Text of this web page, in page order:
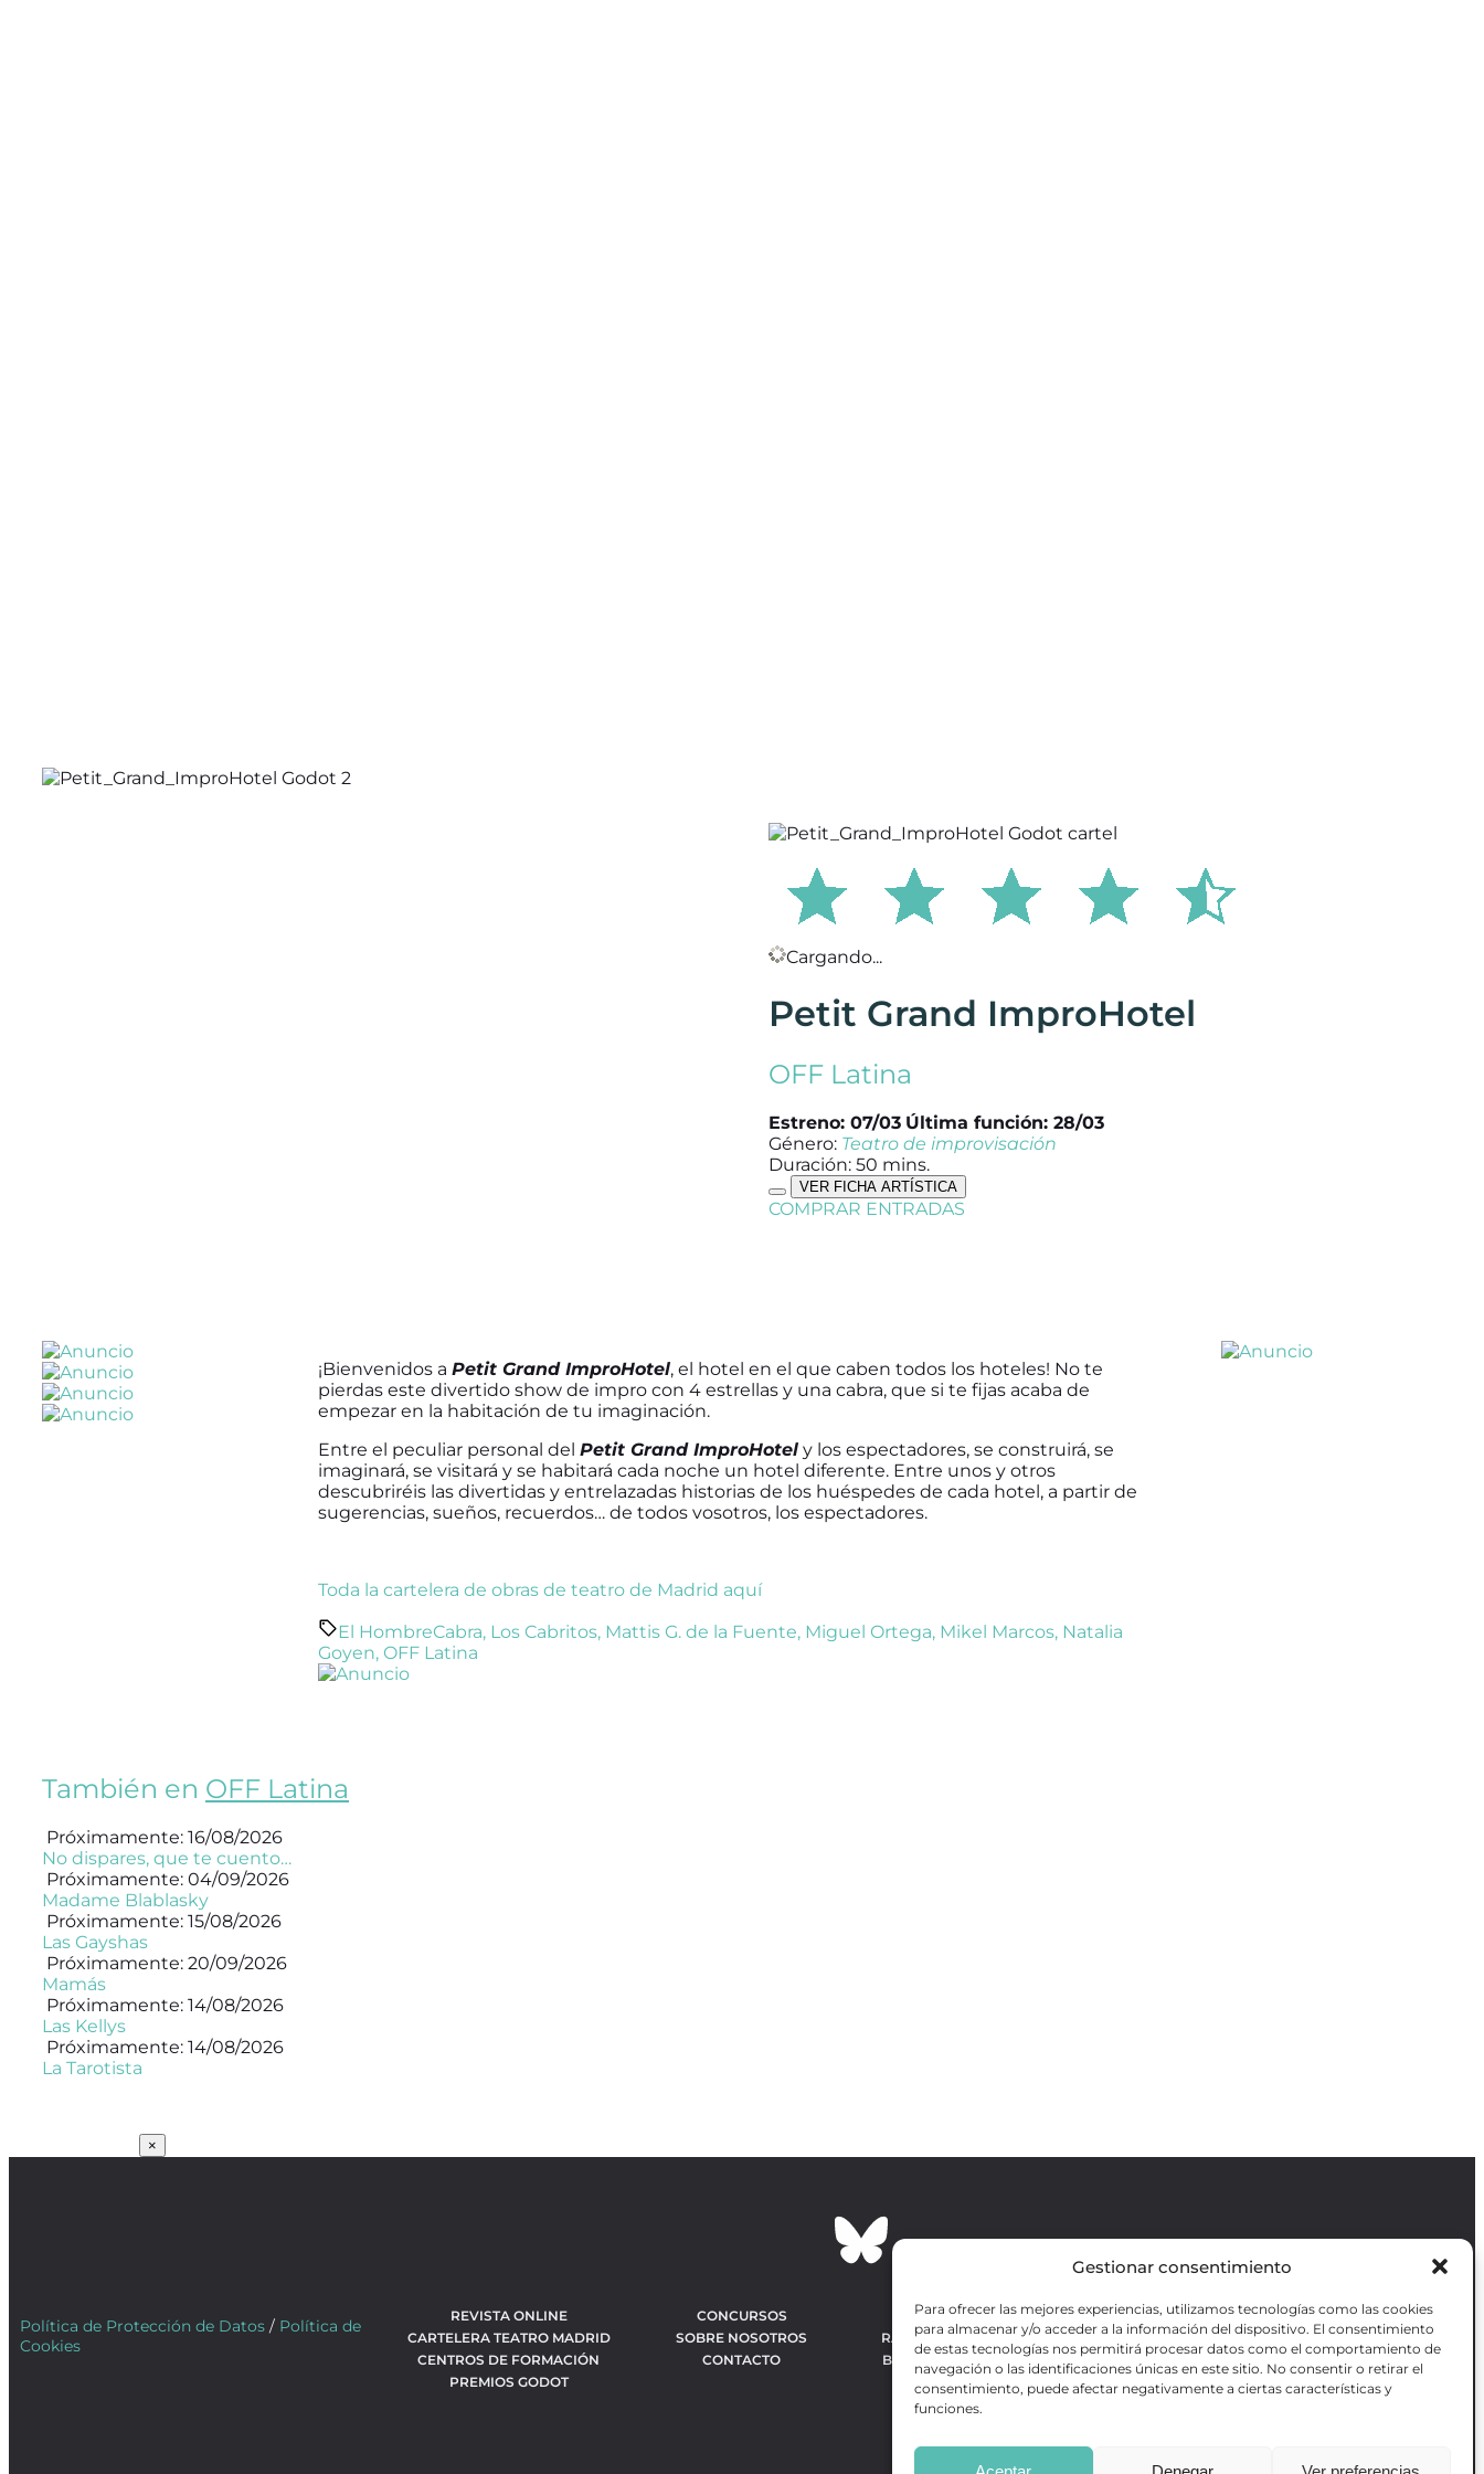
Gestionar consentimiento
Para ofrecer las mejores experiencias, utilizamos tecnologías como las cookies
para almacenar y/o acceder a la información del dispositivo. El consentimiento
de estas tecnologías nos permitirá procesar datos como el comportamiento de
navegación o las identificaciones únicas en este sitio. No consentir o retirar el
consentimiento, puede afectar negativamente a ciertas características y
funciones.
Cargando...
Petit Grand ImproHotel
OFF Latina
Estreno: 07/03 Última función: 28/03
Género: Teatro de improvisación
Duración: 50 mins.
VER FICHA ARTÍSTICA
COMPRAR ENTRADAS
¡Bienvenidos a Petit Grand ImproHotel, el hotel en el que caben todos los hoteles! No te
pierdas este divertido show de impro con 4 estrellas y una cabra, que si te fijas acaba de
empezar en la habitación de tu imaginación.
Entre el peculiar personal del Petit Grand ImproHotel y los espectadores, se construirá, se
imaginará, se visitará y se habitará cada noche un hotel diferente. Entre unos y otros
descubriréis las divertidas y entrelazadas historias de los huéspedes de cada hotel, a partir de
sugerencias, sueños, recuerdos… de todos vosotros, los espectadores.
Toda la cartelera de obras de teatro de Madrid aquí
El HombreCabra, Los Cabritos, Mattis G. de la Fuente, Miguel Ortega, Mikel Marcos, Natalia
Goyen, OFF Latina
También en OFF Latina
Próximamente: 16/08/2026
No dispares, que te cuento…
Próximamente: 04/09/2026
Madame Blablasky
Próximamente: 15/08/2026
Las Gayshas
Próximamente: 20/09/2026
Mamás
Próximamente: 14/08/2026
Las Kellys
Próximamente: 14/08/2026
La Tarotista
×
Política de Protección de Datos / Política de
Cookies
REVISTA ONLINE
CARTELERA TEATRO MADRID
CENTROS DE FORMACIÓN
PREMIOS GODOT
CONCURSOS
SOBRE NOSOTROS
CONTACTO
OBRAS MÁS VOTADAS
RANKING MEJORES OBRAS
BÚSQUEDA AVANZADA DE
OBRAS
Revista GODOT
es una revista
sobre artes escénicas de Madrid, gratuita y
que se distribuye en espacios escénicos,
además de otros puntos de interés turístico
y de ocio de la capital.